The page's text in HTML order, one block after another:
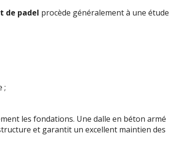
de padel procède généralement à une étude
;
les fondations. Une dalle en béton armé
et garantit un excellent maintien des